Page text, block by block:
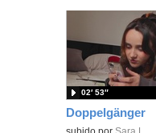
Doppelgänger
02′ 53″